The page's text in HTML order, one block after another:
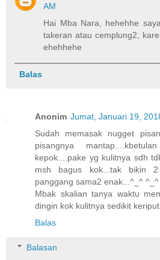
AM
Hai Mba Nara, hehehhe
takeran atau cemplung2,
ehehhehe
Balas
Anonim Jumat, Januari 19,
Sudah memasak nugget
pisangnya
kepok....pake yg kulitnya sdh
msh bagus kok...tak bikin
panggang sama2 enak...^_^ ^_^
Mbak skalian tanya waktu
dingin kok kulitnya sedikit
Balas
Balasan